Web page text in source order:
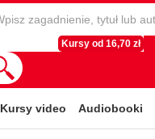
Kursy od 16,70 zł
Kursy video Audiobooki